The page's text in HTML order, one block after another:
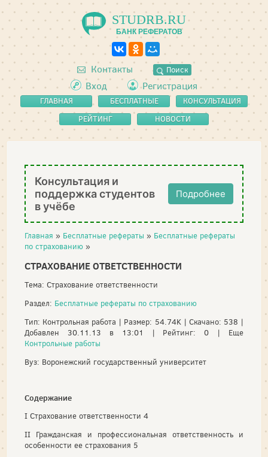
STUDRB.RU
БАНК РЕФЕРАТОВ
Контакты Поиск
Вход Регистрация
ГЛАВНАЯ
БЕСПЛАТНЫЕ
РЕФЕРАТЫ
КОНСУЛЬТАЦИЯ
РЕЙТИНГ
НОВОСТИ
Консультация и
поддержка студентов
в учёбе
Подробнее
Главная » Бесплатные рефераты » Бесплатные рефераты
по страхованию »
СТРАХОВАНИЕ ОТВЕТСТВЕННОСТИ
Тема: Страхование ответственности
Раздел: Бесплатные рефераты по страхованию
Тип: Контрольная работа | Размер: 54.74K | Скачано: 538 |
Добавлен 30.11.13 в 13:01 | Рейтинг: 0 | Еще
Контрольные работы
Вуз: Воронежский государственный университет
Содержание
I Страхование ответственности 4
II Гражданская и профессиональная ответственность и
особенности ее страхования 5